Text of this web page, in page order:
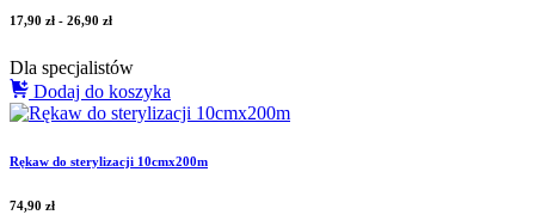
17,90 zł - 26,90 zł
Dla specjalistów
Dodaj do koszyka
Rękaw do sterylizacji 10cmx200m
74,90 zł